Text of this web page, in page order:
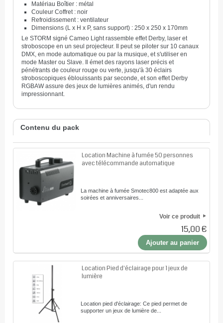
Matériau Boîtier : métal
Couleur Coffret : noir
Refroidissement : ventilateur
Dimensions (L x H x P, sans support) : 250 x 250 x 170mm
Le STORM signé Cameo Light rassemble effet Derby, laser et
stroboscope en un seul projecteur. Il peut se piloter sur 10 canaux
DMX, en mode automatique ou par la musique, et s'utiliser en
mode Master ou Slave. Il émet des rayons laser précis et
pénétrants de couleur rouge ou verte, jusqu'à 30 éclairs
stroboscopiques éblouissants par seconde, et son effet Derby
RGBAW assure des jeux de lumières animés, d'un rendu
impressionnant.
Contenu du pack
Location Machine à fumée 50 personnes
avec télécommande automatique
La machine à fumée Smotec800 est adaptée aux
soirées et anniversaires...
Voir ce produit
15,00 €
Ajouter au panier
Location Pied d'éclairage pour 1 jeux de
lumière
Location pied d'éclairage: Ce pied permet de
supporter un jeux de lumière de...